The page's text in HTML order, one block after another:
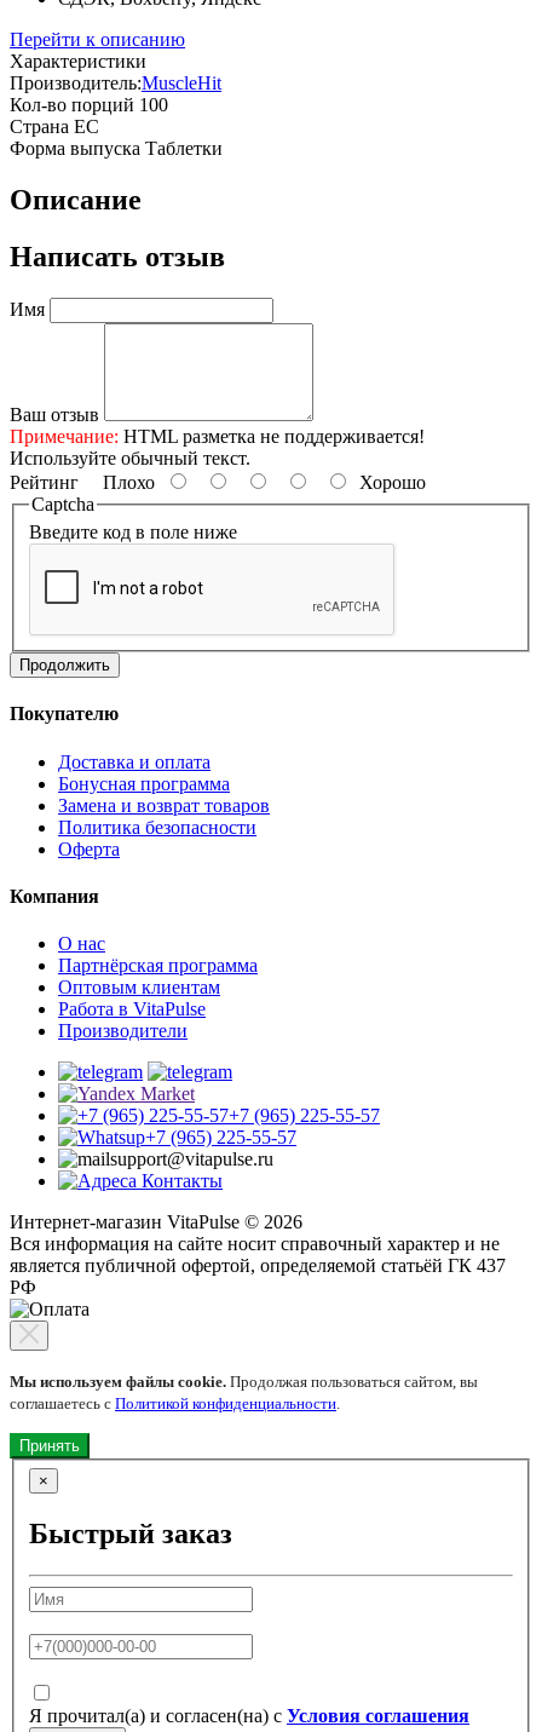
Перейти к описанию
Характеристики
Производитель:MuscleHit
Кол-во порций 100
Страна ЕС
Форма выпуска Таблетки
Описание
Написать отзыв
Имя
Ваш отзыв
Примечание: HTML разметка не поддерживается!
Используйте обычный текст.
Рейтинг Плохо
Хорошо
Captcha
Введите код в поле ниже
Продолжить
Покупателю
Доставка и оплата
Бонусная программа
Замена и возврат товаров
Политика безопасности
Оферта
Компания
О нас
Партнёрская программа
Оптовым клиентам
Работа в VitaPulse
Производители
+7 (965) 225-55-57
+7 (965) 225-55-57
support@vitapulse.ru
Контакты
Интернет-магазин VitaPulse © 2026
Вся информация на сайте носит справочный характер и не
является публичной офертой, определяемой статьёй ГК 437
РФ
Мы используем файлы cookie. Продолжая пользоваться сайтом, вы
соглашаетесь с Политикой конфиденциальности.
Принять
×
Быстрый заказ
Я прочитал(а) и согласен(на) с Условия соглашения